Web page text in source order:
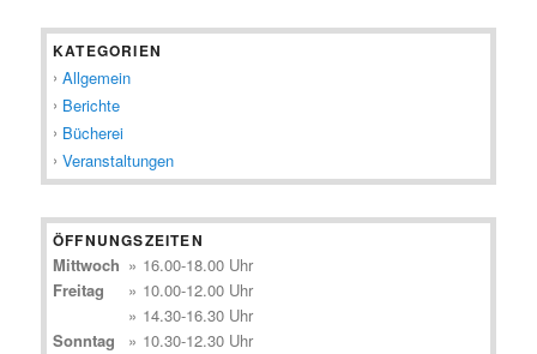
KATEGORIEN
Allgemein
Berichte
Bücherei
Veranstaltungen
ÖFFNUNGSZEITEN
Mittwoch » 16.00-18.00 Uhr
Freitag
» 10.00-12.00 Uhr
» 14.30-16.30 Uhr
Sonntag
» 10.30-12.30 Uhr